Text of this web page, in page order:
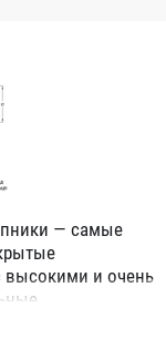
— самые
высокими и очень
обеих сторон